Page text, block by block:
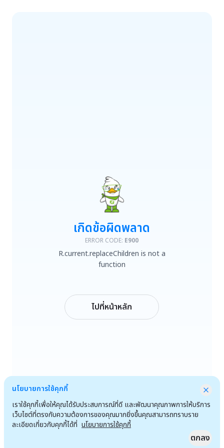
R.current.replaceChildren is not a function
เกิดข้อผิดพลาด
ERROR CODE: E900
R.current.replaceChildren is not a
function
ไปที่หน้าหลัก
นโยบายการใช้คุกกี้
เราใช้คุกกี้เพื่อให้คุณได้รับประสบการณ์ที่ดี และพัฒนาคุณภาพการให้บริการ
เว็บไซต์ที่ตรงกับความต้องการของคุณมากยิ่งขึ้นคุณสามารถทราบราย
ละเอียดเกี่ยวกับคุกกี้ได้ที่ นโยบายการใช้คุกกี้
ตกลง